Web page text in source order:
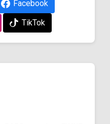
Facebook
TikTok